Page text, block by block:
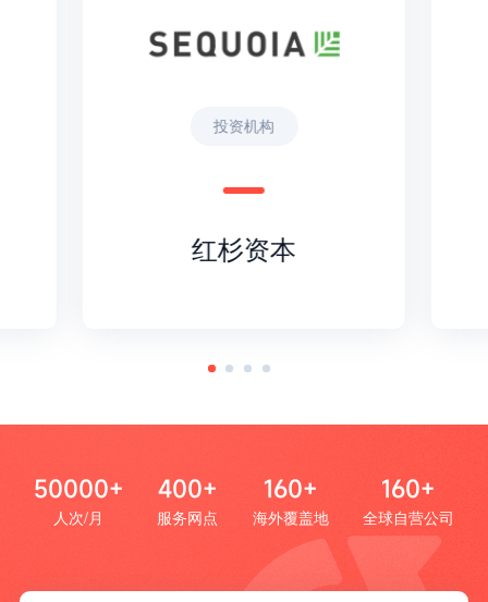
投资机构
红杉资本
50000+
人次/月
400+
服务网点
160+
海外覆盖地
160+
全球自营公司